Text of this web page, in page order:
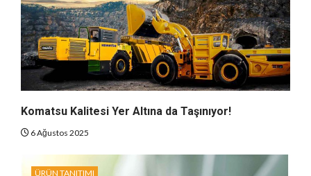
Komatsu Kalitesi Yer Altına da Taşınıyor!
6 Ağustos 2025
ÜRÜN TANITIMI